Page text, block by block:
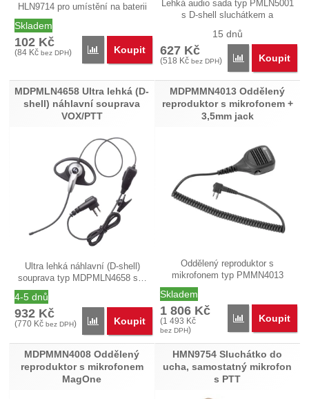
HLN9714 pro umístění na baterii
Skladem
102 Kč
(84 Kč bez DPH) Přidat 'HLN9714 Klips na opasek' k porovnání
Koupit
Lehká audio sada typ PMLN5001
s D-shell sluchátkem a
15 dnů
627 Kč
(518 Kč bez DPH) Přidat
Koupit
MDPMLN4658 Ultra lehká (D-
shell) náhlavní souprava
VOX/PTT
Ultra lehká náhlavní (D-shell)
souprava typ MDPMLN4658 s…
4-5 dnů
932 Kč
(770 Kč bez DPH) Přidat 'MDPMLN4658 Ultra lehká (D-shell)
Koupit
MDPMMN4013 Oddělený
reproduktor s mikrofonem +
3,5mm jack
Oddělený reproduktor s
mikrofonem typ PMMN4013
Skladem
1 806 Kč
(1 493 Kč
bez DPH)
Přidat
Koupit
MDPMMN4008 Oddělený
reproduktor s mikrofonem
MagOne
HMN9754 Sluchátko do
ucha, samostatný mikrofon
s PTT